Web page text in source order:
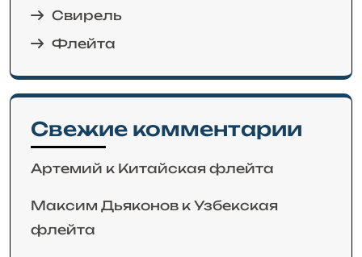
Свирель
Флейта
Свежие комментарии
Артемий к Китайская флейта
Максим Дьяконов к Узбекская
флейта